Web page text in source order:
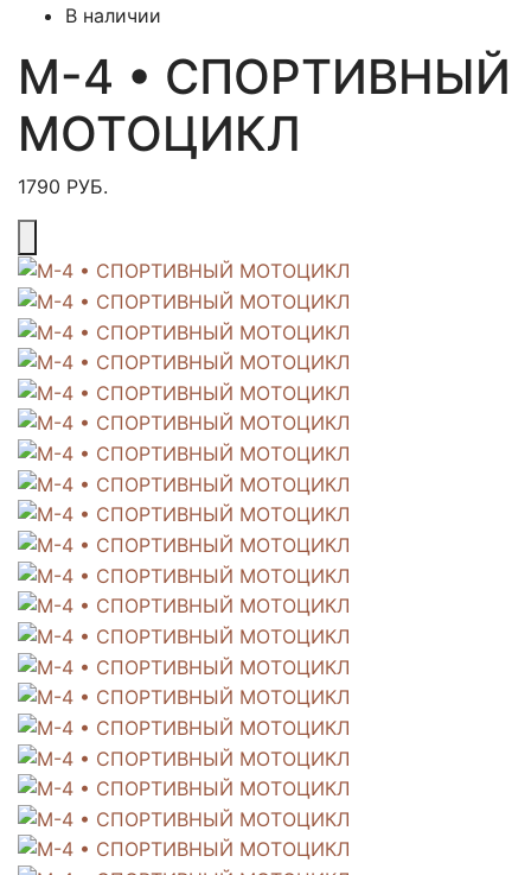
В наличии
M-4 • СПОРТИВНЫЙ
МОТОЦИКЛ
1790 РУБ.